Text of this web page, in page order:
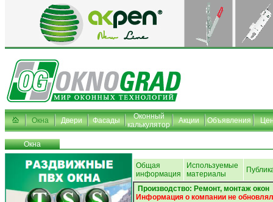
Окна Двери Фасады
Оконный
калькулятор
Акции Объявления
Окна
Общая
информация
Используемые
материалы
Производство: Ремонт, монтаж окон
Информация о компании не